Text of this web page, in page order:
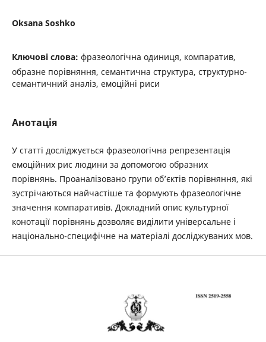
Oksana Soshko
Ключові слова: фразеологічна одиниця, компаратив,
образне порівняння, семантична структура, структурно-
семантичний аналіз, емоційні риси
Анотація
У статті досліджується фразеологічна репрезентація
емоційних рис людини за допомогою образних
порівнянь. Проаналізовано групи об’єктів порівняння, які
зустрічаються найчастіше та формують фразеологічне
значення компаративів. Докладний опис культурної
конотації порівнянь дозволяє виділити універсальне і
національно-специфічне на матеріалі досліджуваних мов.